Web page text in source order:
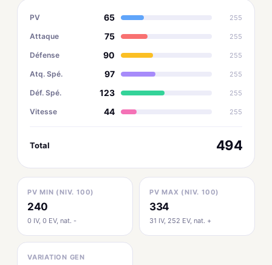
PV 65 255
Attaque 75 255
Défense 90 255
Atq. Spé. 97 255
Déf. Spé. 123 255
Vitesse 44 255
Total 494
PV MIN (NIV. 100)
240
0 IV, 0 EV, nat. -
PV MAX (NIV. 100)
334
31 IV, 252 EV, nat. +
VARIATION GEN